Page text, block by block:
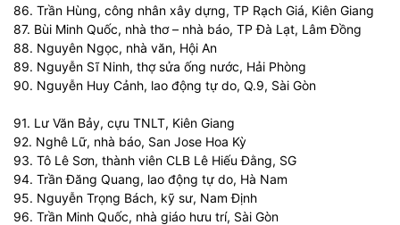
86. Trần Hùng, công nhân xây dựng, TP Rạch Giá, Kiên Giang
87. Bùi Minh Quốc, nhà thơ – nhà báo, TP Đà Lạt, Lâm Đồng
88. Nguyên Ngọc, nhà văn, Hội An
89. Nguyễn Sĩ Ninh, thợ sửa ống nước, Hải Phòng
90. Nguyễn Huy Cảnh, lao động tự do, Q.9, Sài Gòn
91. Lư Văn Bảy, cựu TNLT, Kiên Giang
92. Nghê Lữ, nhà báo, San Jose Hoa Kỳ
93. Tô Lê Sơn, thành viên CLB Lê Hiếu Đằng, SG
94. Trần Đăng Quang, lao động tự do, Hà Nam
95. Nguyễn Trọng Bách, kỹ sư, Nam Định
96. Trần Minh Quốc, nhà giáo hưu trí, Sài Gòn